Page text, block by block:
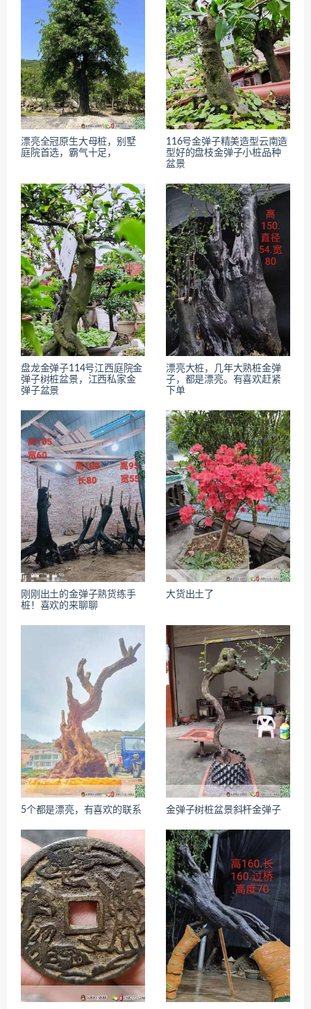
漂亮全冠原生大母桩，别墅
庭院首选，霸气十足，
116号金弹子精美造型云南造
型好的盘枝金弹子小桩品种
盆景
盘龙金弹子114号江西庭院金
弹子树桩盆景，江西私家金
弹子盆景
漂亮大桩，几年大熟桩金弹
子，都是漂亮。有喜欢赶紧
下单
刚刚出土的金弹子熟货练手
桩！喜欢的来聊聊
大货出土了
5个都是漂亮，有喜欢的联系 金弹子树桩盆景斜杆金弹子